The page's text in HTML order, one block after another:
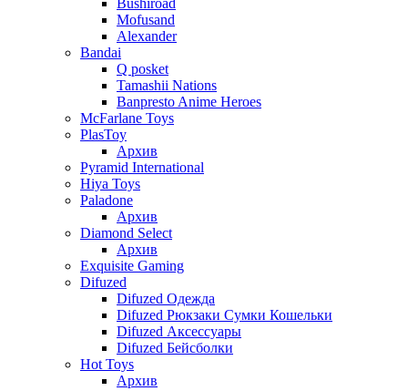
Mofusand
Alexander
Bandai
Q posket
Tamashii Nations
Banpresto Anime Heroes
McFarlane Toys
PlasToy
Архив
Pyramid International
Hiya Toys
Paladone
Архив
Diamond Select
Архив
Exquisite Gaming
Difuzed
Difuzed Одежда
Difuzed Рюкзаки Сумки Кошельки
Difuzed Аксессуары
Difuzed Бейсболки
Hot Toys
Архив